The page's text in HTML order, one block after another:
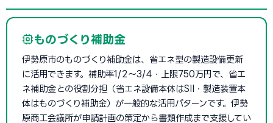
ものづくり補助金
伊勢原市のものづくり補助金は、省エネ型の製造設備更新
に活用できます。補助率1/2〜3/4・上限750万円で、省エ
ネ補助金との役割分担（省エネ設備本体はSII・製造装置本
体はものづくり補助金）が一般的な活用パターンです。伊勢
原商工会議所が申請計画の策定から書類作成まで支援してい